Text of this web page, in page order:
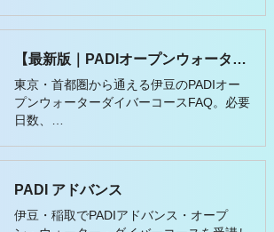
【最新版｜PADIオープンウォーターダイバー Q&A】
東京・首都圏から通える伊豆のPADIオー
プンウォーターダイバーコースFAQ。必要
日数、…
PADI アドバンス
伊豆・稲取でPADIアドバンス・オープ